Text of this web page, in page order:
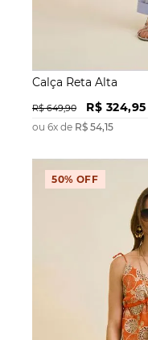
Calça Reta Alta
R$ 649,90 R$ 324,95
ou 6x de R$ 54,15
50% OFF